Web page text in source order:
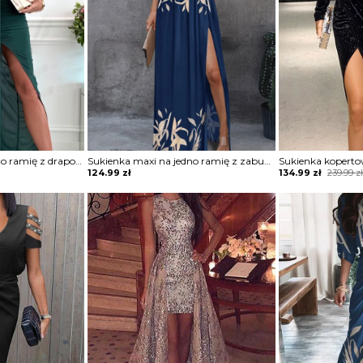
Sukienka maxi na jedno ramię z drapowaniem Sukienka maxi na jedno ramię z zabudowanym dekoltem
124.99 zł 239.99zł
Original
was:
239.99 zł.
134.99 zł
Current
is:
134.99 zł.